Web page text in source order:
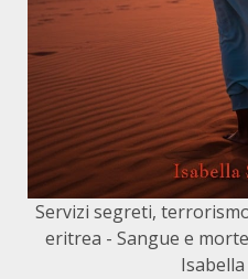
Servizi segreti,
eritrea - Sangue e